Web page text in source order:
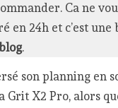
Ca ne
en 24h et c’est
.
son planning en
Grit X2 Pro, alors